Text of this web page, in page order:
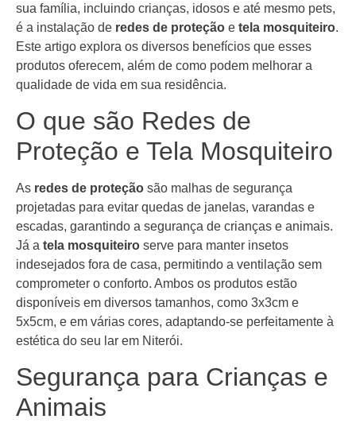
sua família, incluindo crianças, idosos e até mesmo pets,
é a instalação de redes de proteção e tela mosquiteiro.
Este artigo explora os diversos benefícios que esses
produtos oferecem, além de como podem melhorar a
qualidade de vida em sua residência.
O que são Redes de
Proteção e Tela Mosquiteiro
As redes de proteção são malhas de segurança
projetadas para evitar quedas de janelas, varandas e
escadas, garantindo a segurança de crianças e animais.
Já a tela mosquiteiro serve para manter insetos
indesejados fora de casa, permitindo a ventilação sem
comprometer o conforto. Ambos os produtos estão
disponíveis em diversos tamanhos, como 3x3cm e
5x5cm, e em várias cores, adaptando-se perfeitamente à
estética do seu lar em Niterói.
Segurança para Crianças e
Animais